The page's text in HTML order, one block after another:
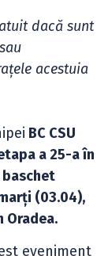
dacă sunt
acestuia
BC CSU
a 25-a în
(03.04),
Oradea.
eveniment